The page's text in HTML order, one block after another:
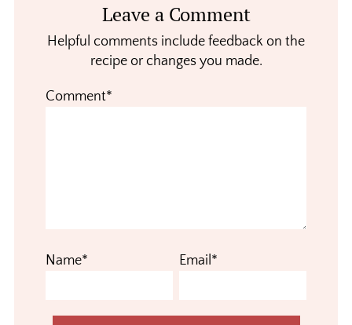
InteractionsLeave a Comment
Helpful comments include feedback on the
recipe or changes you made.
Comment*
Name* Email*